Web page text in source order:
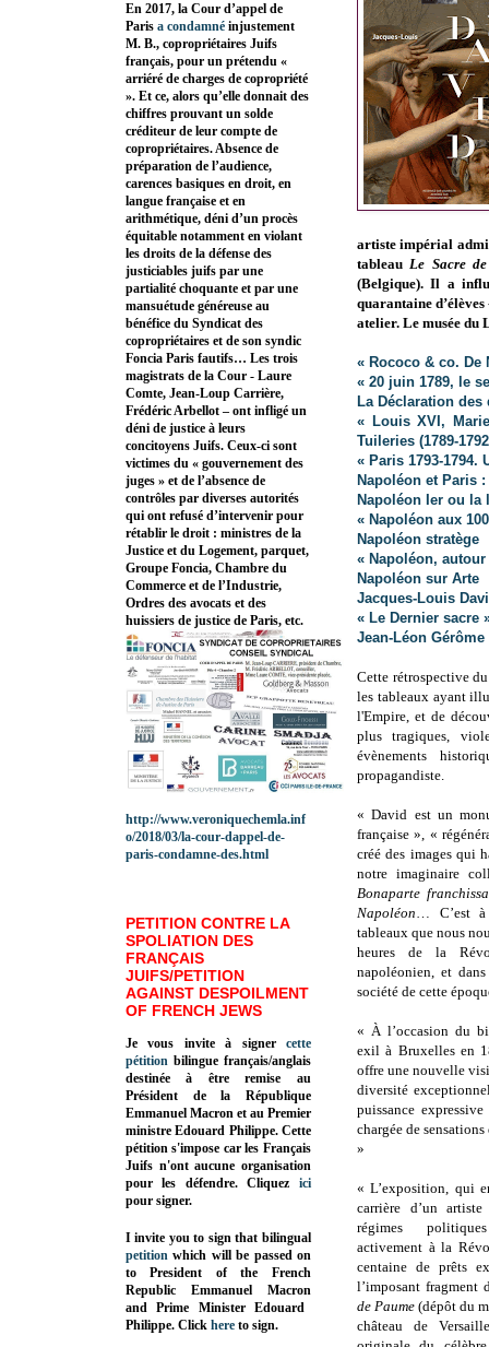
artiste impérial
tableauLe Sacre
(Belgique). Il a
quarantaine
atelier. Le musée du
« Rococo & co. De
« 20 juin 1789, le
La Déclaration
« Louis XVI,
Tuileries (1789-
« Paris 1793-1794.
Napoléon et Paris
Napoléon Ier ou la
« Napoléon aux
Napoléon stratège
« Napoléon,
Napoléon sur Arte
Jacques-Louis
« Le Dernier sacre
Jean-Léon
Cette rétrospective
les tableaux ayant
l'Empire, et de
plus tragiques,
évènements
propagandiste.
« David est un
française », «
créé des images qui
notre imaginaire
Bonaparte
Napoléon… C’est
tableaux que nous
heures de la
napoléonien, et
société de cette
« À l’occasion du
exil à Bruxelles en
offre une nouvelle
diversité
puissance
chargée de
»
« L’exposition, qui
carrière d’un
régimes
activement à la
centaine de prêts
l’imposant fragment
de Paume (dépôt du
château de
En 2017, la Cour d’appel de
Paris a condamné injustement
M. B., copropriétaires Juifs
français, pour un prétendu «
arriéré de charges de copropriété
». Et ce, alors qu’elle donnait des
chiffres prouvant un solde
créditeur de leur compte de
copropriétaires. Absence de
préparation de l’audience,
carences basiques en droit, en
langue française et en
arithmétique, déni d’un procès
équitable notamment en violant
les droits de la défense des
justiciables juifs par une
partialité choquante et par une
mansuétude généreuse au
bénéfice du Syndicat des
copropriétaires et de son syndic
Foncia Paris fautifs… Les trois
magistrats de la Cour - Laure
Comte, Jean-Loup Carrière,
Frédéric Arbellot – ont infligé un
déni de justice à leurs
concitoyens Juifs. Ceux-ci sont
victimes du « gouvernement des
juges » et de l’absence de
contrôles par diverses autorités
qui ont refusé d’intervenir pour
rétablir le droit : ministres de la
Justice et du Logement, parquet,
Groupe Foncia, Chambre du
Commerce et de l’Industrie,
Ordres des avocats et des
huissiers de justice de Paris, etc.
http://www.veroniquechemla.inf
o/2018/03/la-cour-dappel-de-
paris-condamne-des.html
PETITION CONTRE LA
SPOLIATION DES
FRANÇAIS
JUIFS/PETITION
AGAINST DESPOILMENT
OF FRENCH JEWS
Je vous invite à signer cette
pétition bilingue français/anglais
destinée à être remise au
Président de la République
Emmanuel Macron et au Premier
ministre Edouard Philippe. Cette
pétition s'impose car les Français
Juifs n'ont aucune organisation
pour les défendre. Cliquez
ici
pour signer.
I invite you to sign that bilingual
petition which will be passed on
to President of the French
Republic Emmanuel Macron
and Prime MinisterEdouard
Philippe. Click here to sign.